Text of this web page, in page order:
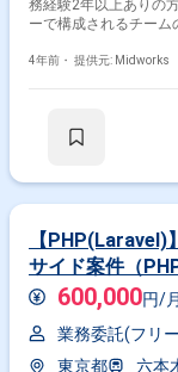
務経験2年以上ありの方が対象の案件
ーで構成されるチーム
画ストリーミングサービスの利
案件のご紹介をさせ
4年前・ 提供元: Midworks
【
サイド案件（
600,000円/月
業務委託(フリ
東京都
六本